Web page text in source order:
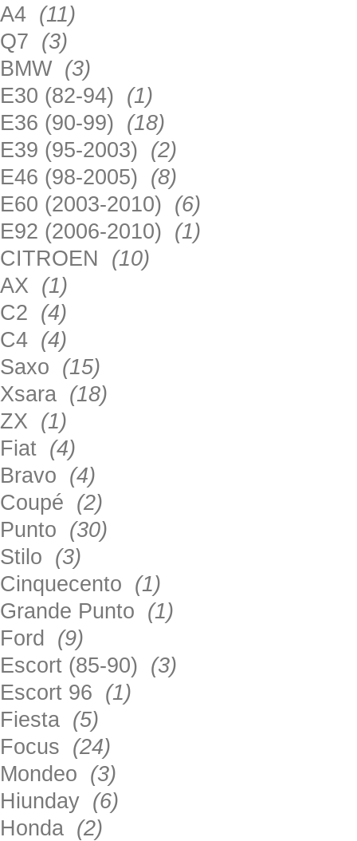
A4 (11)
Q7 (3)
BMW (3)
E30 (82-94) (1)
E36 (90-99) (18)
E39 (95-2003) (2)
E46 (98-2005) (8)
E60 (2003-2010) (6)
E92 (2006-2010) (1)
CITROEN (10)
AX (1)
C2 (4)
C4 (4)
Saxo (15)
Xsara (18)
ZX (1)
Fiat (4)
Bravo (4)
Coupé (2)
Punto (30)
Stilo (3)
Cinquecento (1)
Grande Punto (1)
Ford (9)
Escort (85-90) (3)
Escort 96 (1)
Fiesta (5)
Focus (24)
Mondeo (3)
Hiunday (6)
Honda (2)